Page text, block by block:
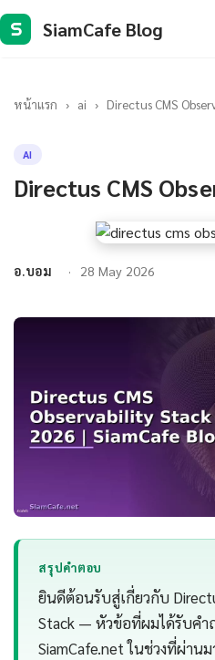
S SiamCafe Blog
หน้าแรก › ai › Directus CMS
AI
Directus CMS
อ.บอม 28 May 2026
สรุปคำตอบ
ยินดีต้อนรับสู่เกี่ยวกับ
Stack — หัวข้อที่ผมได้รับค
SiamCafe.net ในช่วงที่ผ่านม